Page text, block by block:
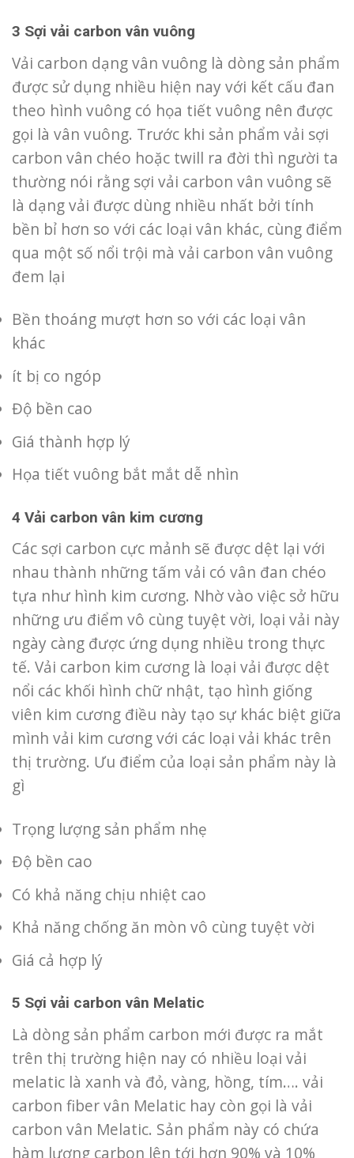
3 Sợi vải carbon vân vuông
Vải carbon dạng vân vuông là dòng sản phẩm
được sử dụng nhiều hiện nay với kết cấu đan
theo hình vuông có họa tiết vuông nên được
gọi là vân vuông. Trước khi sản phẩm vải sợi
carbon vân chéo hoặc twill ra đời thì người ta
thường nói rằng sợi vải carbon vân vuông sẽ
là dạng vải được dùng nhiều nhất bởi tính
bền bỉ hơn so với các loại vân khác, cùng điểm
qua một số nổi trội mà vải carbon vân vuông
đem lại
Bền thoáng mượt hơn so với các loại vân
khác
ít bị co ngóp
Độ bền cao
Giá thành hợp lý
Họa tiết vuông bắt mắt dễ nhìn
4 Vải carbon vân kim cương
Các sợi carbon cực mảnh sẽ được dệt lại với
nhau thành những tấm vải có vân đan chéo
tựa như hình kim cương. Nhờ vào việc sở hữu
những ưu điểm vô cùng tuyệt vời, loại vải này
ngày càng được ứng dụng nhiều trong thực
tế. Vải carbon kim cương là loại vải được dệt
nổi các khối hình chữ nhật, tạo hình giống
viên kim cương điều này tạo sự khác biệt giữa
mình vải kim cương với các loại vải khác trên
thị trường. Ưu điểm của loại sản phẩm này là
gì
Trọng lượng sản phẩm nhẹ
Độ bền cao
Có khả năng chịu nhiệt cao
Khả năng chống ăn mòn vô cùng tuyệt vời
Giá cả hợp lý
5 Sợi vải carbon vân Melatic
Là dòng sản phẩm carbon mới được ra mắt
trên thị trường hiện nay có nhiều loại vải
melatic là xanh và đỏ, vàng, hồng, tím…. vải
carbon fiber vân Melatic hay còn gọi là vải
carbon vân Melatic. Sản phẩm này có chứa
hàm lượng carbon lên tới hơn 90% và 10%